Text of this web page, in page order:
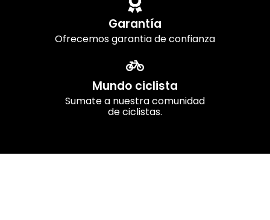
Garantía
Ofrecemos garantia de confianza
Mundo ciclista
Sumate a nuestra comunidad
de ciclistas.